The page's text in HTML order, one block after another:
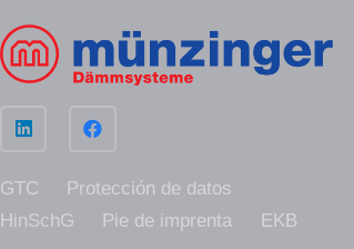
GTC
Protección de datos
HinSchG
Pie de imprenta EKB